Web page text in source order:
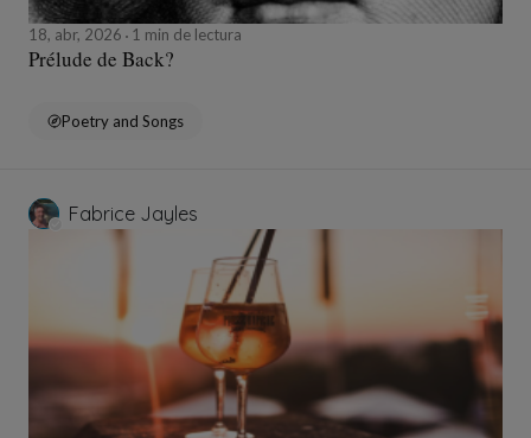
18, abr, 2026 1 min de lectura
Prélude de Back?
Poetry and Songs
Fabrice Jayles